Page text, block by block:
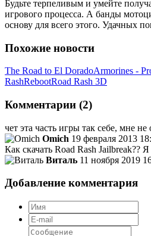
Будьте терпеливым и умейте
игрового процесса. А банды
основу для всего этого. Удачных
Похожие новости
The Road to El DoradoArmorines -
RashRebootRoad Rash 3D
Комментарии (2)
чет эта часть игры так себе, мне
Omich 19 февраля 2013
Как скачать Road Rash Jailbreak??
Виталь 11 ноября 2019
Добавление комментария